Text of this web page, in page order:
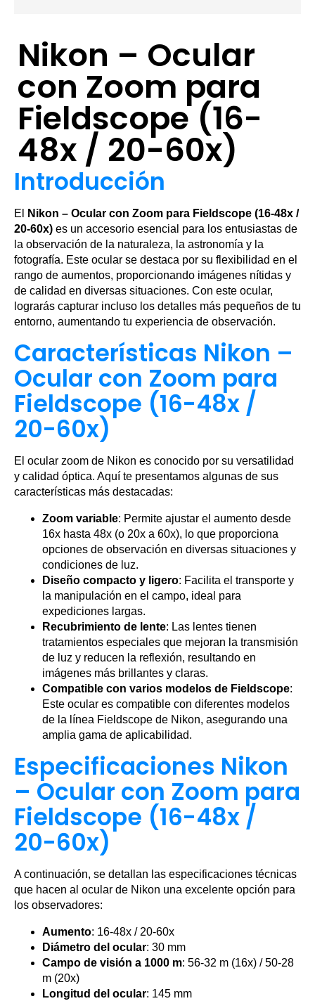
Nikon – Ocular
con Zoom para
Fieldscope (16-
48x / 20-60x)
Introducción
El
Nikon – Ocular con Zoom para Fieldscope (16-48x /
20-60x) es un accesorio esencial para los entusiastas de
la observación de la naturaleza, la astronomía y la
fotografía. Este ocular se destaca por su flexibilidad en el
rango de aumentos, proporcionando imágenes nítidas y
de calidad en diversas situaciones. Con este ocular,
lograrás capturar incluso los detalles más pequeños de tu
entorno, aumentando tu experiencia de observación.
Características Nikon –
Ocular con Zoom para
Fieldscope (16-48x /
20-60x)
El ocular zoom de Nikon es conocido por su versatilidad
y calidad óptica. Aquí te presentamos algunas de sus
características más destacadas:
Zoom variable: Permite ajustar el aumento desde
16x hasta 48x (o 20x a 60x), lo que proporciona
opciones de observación en diversas situaciones y
condiciones de luz.
Diseño compacto y ligero: Facilita el transporte y
la manipulación en el campo, ideal para
expediciones largas.
Recubrimiento de lente: Las lentes tienen
tratamientos especiales que mejoran la transmisión
de luz y reducen la reflexión, resultando en
imágenes más brillantes y claras.
Compatible con varios modelos de Fieldscope:
Este ocular es compatible con diferentes modelos
de la línea Fieldscope de Nikon, asegurando una
amplia gama de aplicabilidad.
Especificaciones Nikon
– Ocular con Zoom para
Fieldscope (16-48x /
20-60x)
A continuación, se detallan las especificaciones técnicas
que hacen al ocular de Nikon una excelente opción para
los observadores:
Aumento: 16-48x / 20-60x
Diámetro del ocular: 30 mm
Campo de visión a 1000 m: 56-32 m (16x) / 50-28
m (20x)
Longitud del ocular: 145 mm